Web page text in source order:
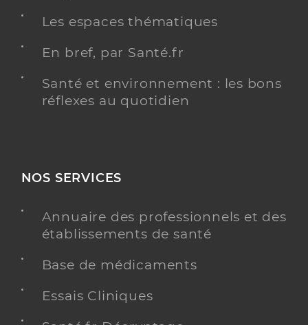
Les espaces thématiques
En bref, par Santé.fr
Santé et environnement : les bons
réflexes au quotidien
NOS SERVICES
Annuaire des professionnels et des
établissements de santé
Base de médicaments
Essais Cliniques